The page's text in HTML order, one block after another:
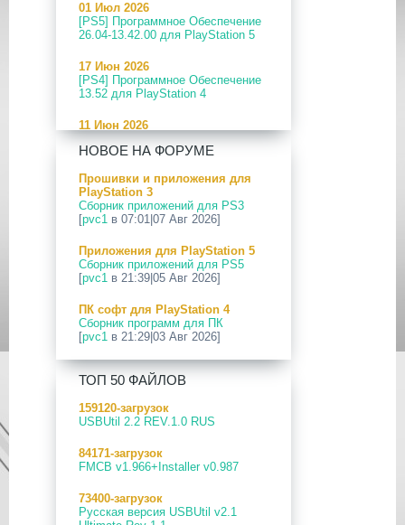
01 Июл 2026
[PS5] Программное Обеспечение
26.04-13.42.00 для PlayStation 5
17 Июн 2026
[PS4] Программное Обеспечение
13.52 для PlayStation 4
11 Июн 2026
[PS5] Программное Обеспечение
26.04-13.40.00 для PlayStation 5
24 Апр 2026
[PS5] Программное Обеспечение
26.03-13.20.00 для PlayStation 5
12 Апр 2026
[PS Portal] Программное
Обеспечение 7.0.2 для PS Portal
09 Апр 2026
[PS3|CFW] webMAN MOD
v1.47.48p
29 Мар 2026
[PS3] PS3HEN v3.5.0
19 Мар 2026
[PS Portal] Программное
18 Мар 2026
4.93 для PlayStation 3
НОВОЕ НА ФОРУМЕ
Прошивки и приложения для
PlayStation 3
Сборник приложений для PS3
[pvc1 в 07:01|07 Авг 2026]
Приложения для PlayStation 5
Сборник приложений для PS5
[pvc1 в 21:39|05 Авг 2026]
ПК софт для PlayStation 4
Сборник программ для ПК
[pvc1 в 21:29|03 Авг 2026]
ПК софт для PlayStation 5
Сборник программ для ПК
Приложения для PlayStation 5
[pvc1в 09:02|03 Авг 2026]
PS5 payload shsrv v0.20
[pvc1в 20:58|02 Авг 2026]
ТОП 50 ФАЙЛОВ
159120-загрузок
USBUtil 2.2 REV.1.0 RUS
84171-загрузок
FMCB v1.966+Installer v0.987
73400-загрузок
Русская версия USBUtil v2.1